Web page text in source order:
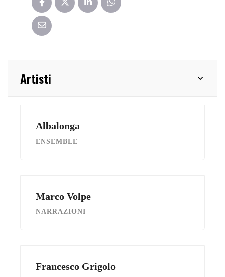
Artisti
Albalonga
ENSEMBLE
Marco Volpe
NARRAZIONI
Francesco Grigolo